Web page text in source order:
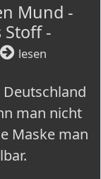
Mund -
Stoff -
lesen
man nicht
Maske man